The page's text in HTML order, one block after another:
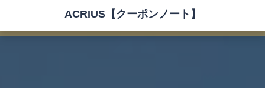
ACRIUS【クーポンノート】